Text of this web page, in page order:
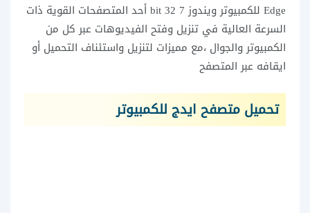
Edge للكمبيوتر ويندوز 7 32 bit أحد المتصفحات القوية ذات
السرعة العالية في تنزيل وفتح الفيديوهات عبر كل من
الكمبيوتر والجوال ،مع مميزات لتنزيل واستئناف التحميل أو
ايقافه عبر المتصفح
تحميل متصفح ايدج للكمبيوتر